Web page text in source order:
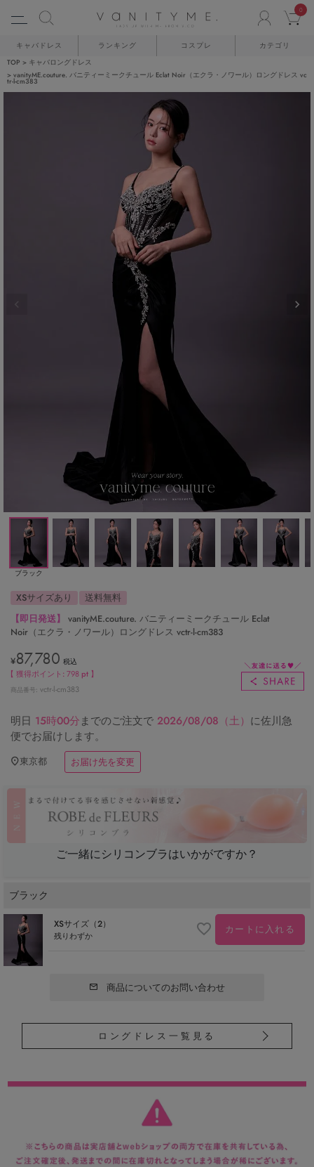
0
キャバドレス ランキング コスプレ カテゴリ
TOP
キャバロングドレス
vanityME.couture. バニティーミークチュール Eclat Noir（エクラ・ノワール）ロングドレス vc
tr-l-cm383
ブラック
XSサイズあり
送料無料
【即日発送】
vanityME.couture. バニティーミークチュール Eclat
Noir（エクラ・ノワール）ロングドレス vctr-l-cm383
¥87,780 税込
【 獲得ポイント:798 pt 】
商品番号 vctr-l-cm383
明日 15時00分までのご注文で 2026/08/08（土） に佐川急
便でお届けします。
東京都 お届け先を変更
ご一緒にシリコンブラはいかがですか？
ブラック
XSサイズ（2）
残りわずか カートに入れる
商品についてのお問い合わせ
ロングドレス一覧見る